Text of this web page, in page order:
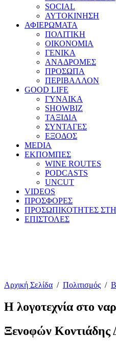
SOCIAL
ΑΥΤΟΚΙΝΗΣΗ
ΑΦΙΕΡΩΜΑΤΑ
ΠΟΛΙΤΙΚΗ
ΟΙΚΟΝΟΜΙΑ
ΓΕΝΙΚΑ
ΑΝΑΔΡΟΜΕΣ
ΠΡΟΣΩΠΑ
ΠΕΡΙΒΑΛΛΟΝ
GOOD LIFE
ΓΥΝΑΙΚΑ
SHOWBIZ
ΤΑΞΙΔΙΑ
ΣΥΝΤΑΓΕΣ
ΕΞΟΔΟΣ
MEDIA
ΕΚΠΟΜΠΕΣ
WINE ROUTES
PODCASTS
UNCUT
VIDEOS
ΠΡΟΣΦΟΡΕΣ
ΠΡΟΣΩΠΙΚΟΤΗΤΕΣ
ΕΠΙΣΤΟΛΕΣ
Αρχική Σελίδα / Πολιτισμός /
Η λογοτεχνία στο
Ξενοφών Κοντιάδης